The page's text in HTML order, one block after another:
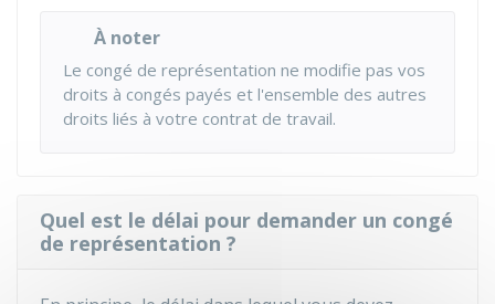
À noter
Le congé de représentation ne modifie pas vos
droits à congés payés et l'ensemble des autres
droits liés à votre contrat de travail.
Quel est le délai pour demander un congé
de représentation ?